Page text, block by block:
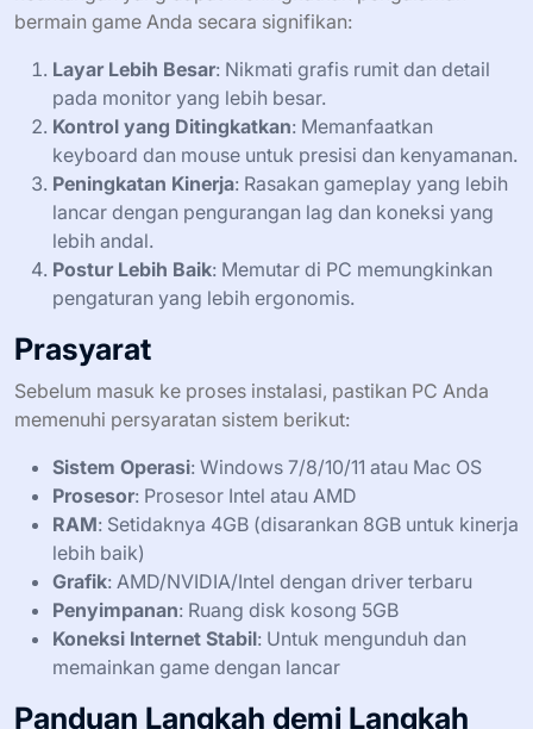
bermain game Anda secara signifikan:
Layar Lebih Besar: Nikmati grafis rumit dan detail
pada monitor yang lebih besar.
Kontrol yang Ditingkatkan: Memanfaatkan
keyboard dan mouse untuk presisi dan kenyamanan.
Peningkatan Kinerja: Rasakan gameplay yang lebih
lancar dengan pengurangan lag dan koneksi yang
lebih andal.
Postur Lebih Baik: Memutar di PC memungkinkan
pengaturan yang lebih ergonomis.
Prasyarat
Sebelum masuk ke proses instalasi, pastikan PC Anda
memenuhi persyaratan sistem berikut:
Sistem Operasi: Windows 7/8/10/11 atau Mac OS
Prosesor: Prosesor Intel atau AMD
RAM: Setidaknya 4GB (disarankan 8GB untuk kinerja
lebih baik)
Grafik: AMD/NVIDIA/Intel dengan driver terbaru
Penyimpanan: Ruang disk kosong 5GB
Koneksi Internet Stabil: Untuk mengunduh dan
memainkan game dengan lancar
Panduan Langkah demi Langkah